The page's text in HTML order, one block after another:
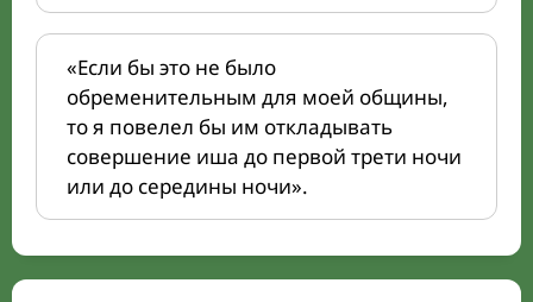
«Если бы это не было
обременительным для моей общины,
то я повелел бы им откладывать
совершение иша до первой трети ночи
или до середины ночи».